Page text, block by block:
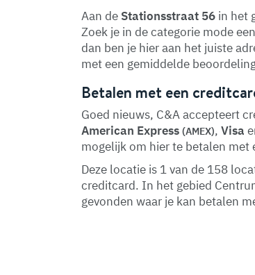
Aan de Stationsstraat 56 in het
Zoek je in de categorie mode
dan ben je hier aan het juiste
met een gemiddelde
Betalen met een
Goed nieuws, C&A accepteert
American Express (AMEX), Visa
mogelijk om hier te betalen met
Deze locatie is 1 van de 158
creditcard. In het gebied
gevonden waar je kan betalen